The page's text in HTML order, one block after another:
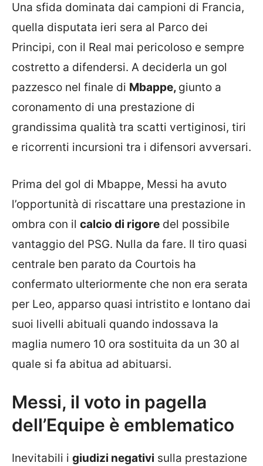
Una sfida dominata dai campioni di Francia,
quella disputata ieri sera al Parco dei
Principi, con il Real mai pericoloso e sempre
costretto a difendersi. A deciderla un gol
pazzesco nel finale di Mbappe, giunto a
coronamento di una prestazione di
grandissima qualità tra scatti vertiginosi, tiri
e ricorrenti incursioni tra i difensori avversari.
Prima del gol di Mbappe, Messi ha avuto
l’opportunità di riscattare una prestazione in
ombra con il calcio di rigore del possibile
vantaggio del PSG. Nulla da fare. Il tiro quasi
centrale ben parato da Courtois ha
confermato ulteriormente che non era serata
per Leo, apparso quasi intristito e lontano dai
suoi livelli abituali quando indossava la
maglia numero 10 ora sostituita da un 30 al
quale si fa abitua ad abituarsi.
Messi, il voto in pagella
dell’Equipe è emblematico
Inevitabili i giudizi negativi sulla prestazione